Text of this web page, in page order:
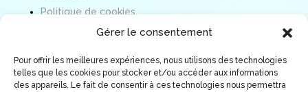
Gérer le consentement
Pour offrir les meilleures expériences, nous utilisons des technologies
telles que les cookies pour stocker et/ou accéder aux informations
des appareils. Le fait de consentir à ces technologies nous permettra
Politique de cookies
Mentions légales
Nous suivre